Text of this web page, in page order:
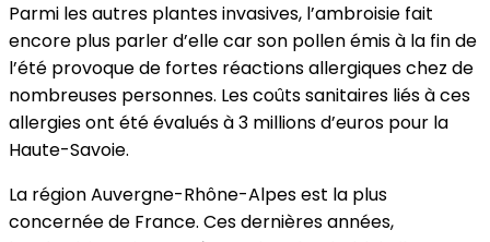
Parmi les autres plantes invasives, l’ambroisie fait
encore plus parler d’elle car son pollen émis à la fin de
l’été provoque de fortes réactions allergiques chez de
nombreuses personnes. Les coûts sanitaires liés à ces
allergies ont été évalués à 3 millions d’euros pour la
Haute-Savoie.
La région Auvergne-Rhône-Alpes est la plus
concernée de France. Ces dernières années,